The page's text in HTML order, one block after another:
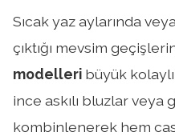
Sıcak yaz aylarında
çıktığı mevsim
modelleri büyük
ince askılı bluzlar veya
kombinlenerek hem